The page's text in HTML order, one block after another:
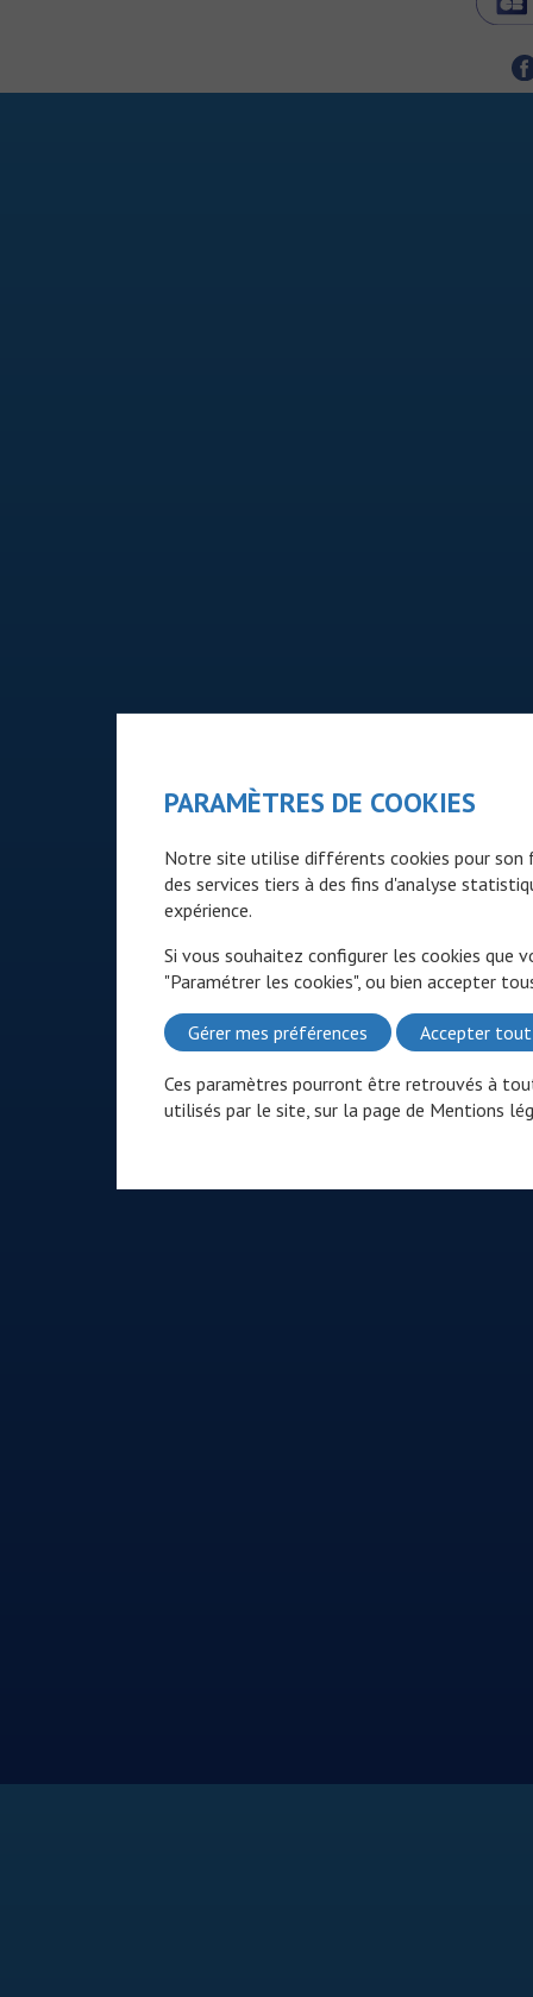
PARAMÈTRES DE COOKIES
Notre site utilise différents cookies pour son
des services tiers à des fins d'analyse
expérience.
Si vous souhaitez configurer les cookies que
"Paramétrer les cookies", ou bien accepter
Gérer mes préférences Accepter tout
Ces paramètres pourront être retrouvés à
utilisés par le site, sur la page de Mentions